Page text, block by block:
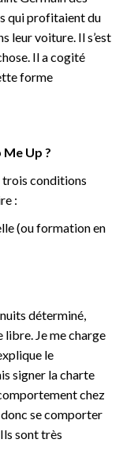
qui profitaient du
leur voiture. Il s’est
Il a cogité
forme
Up ?
conditions
:
(ou formation en
déterminé,
Je me charge
le
signer la charte
chez
se comporter
sont très